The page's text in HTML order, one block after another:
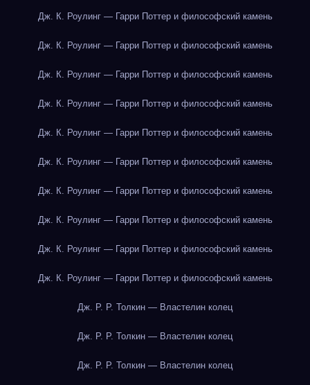
Дж. К. Роулинг — Гарри Поттер и философский камень
Дж. К. Роулинг — Гарри Поттер и философский камень
Дж. К. Роулинг — Гарри Поттер и философский камень
Дж. К. Роулинг — Гарри Поттер и философский камень
Дж. К. Роулинг — Гарри Поттер и философский камень
Дж. К. Роулинг — Гарри Поттер и философский камень
Дж. К. Роулинг — Гарри Поттер и философский камень
Дж. К. Роулинг — Гарри Поттер и философский камень
Дж. К. Роулинг — Гарри Поттер и философский камень
Дж. К. Роулинг — Гарри Поттер и философский камень
Дж. Р. Р. Толкин — Властелин колец
Дж. Р. Р. Толкин — Властелин колец
Дж. Р. Р. Толкин — Властелин колец